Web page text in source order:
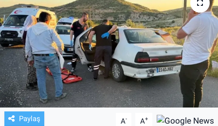
Paylaş A- A+
TV VE SİNEMA
BASKETBOL
SAĞLIK
GENEL
KÜLTÜR SANAT